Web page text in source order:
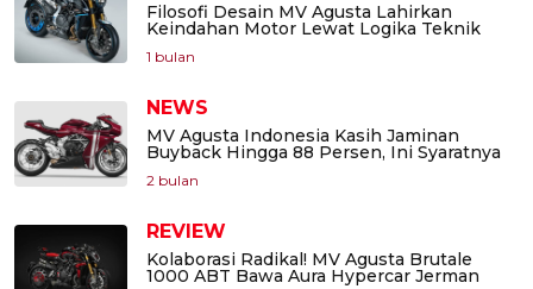
Filosofi Desain MV Agusta Lahirkan
Keindahan Motor Lewat Logika Teknik
1 bulan
NEWS
MV Agusta Indonesia Kasih Jaminan
Buyback Hingga 88 Persen, Ini Syaratnya
2 bulan
REVIEW
Kolaborasi Radikal! MV Agusta Brutale
1000 ABT Bawa Aura Hypercar Jerman